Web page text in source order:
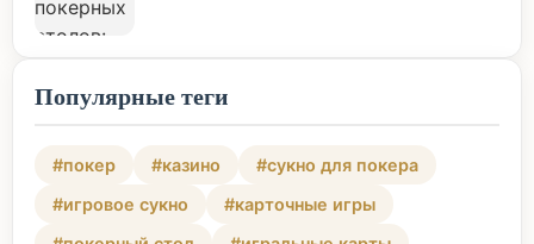
Популярные теги
#покер #казино
#сукно для покера
#игровое сукно
#карточные игры